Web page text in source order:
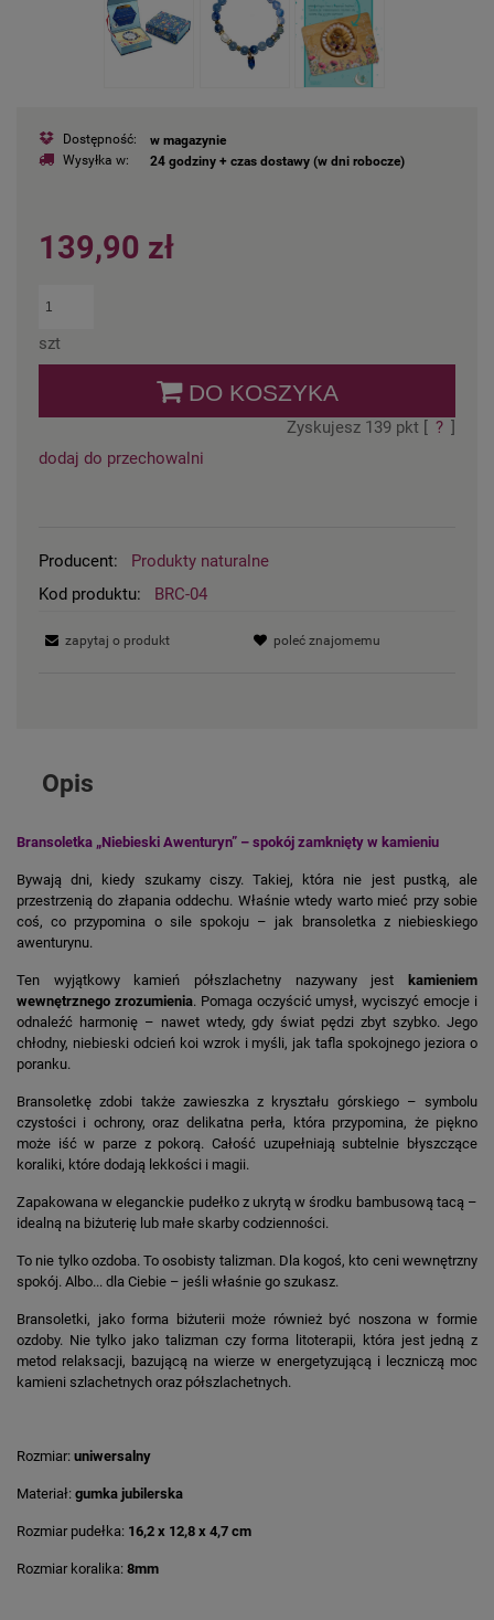
Dostępność:
w magazynie
Wysyłka w:
24 godziny + czas dostawy (w dni robocze)
139,90 zł
szt
DO KOSZYKA
Zyskujesz 139 pkt [ ? ]
dodaj do przechowalni
Producent:
Produkty naturalne
Kod produktu:
BRC-04
zapytaj o produkt poleć znajomemu
Opis
Bransoletka „Niebieski Awenturyn” – spokój zamknięty w kamieniu
Bywają dni, kiedy szukamy ciszy. Takiej, która nie jest pustką, ale
przestrzenią do złapania oddechu. Właśnie wtedy warto mieć przy sobie
coś, co przypomina o sile spokoju – jak bransoletka z niebieskiego
awenturynu.
Ten wyjątkowy kamień półszlachetny nazywany jest
kamieniem
wewnętrznego zrozumienia. Pomaga oczyścić umysł, wyciszyć emocje i
odnaleźć harmonię – nawet wtedy, gdy świat pędzi zbyt szybko. Jego
chłodny, niebieski odcień koi wzrok i myśli, jak tafla spokojnego jeziora o
poranku.
Bransoletkę zdobi także zawieszka z kryształu górskiego – symbolu
czystości i ochrony, oraz delikatna perła, która przypomina, że piękno
może iść w parze z pokorą. Całość uzupełniają subtelnie błyszczące
koraliki, które dodają lekkości i magii.
Zapakowana w eleganckie pudełko z ukrytą w środku bambusową tacą –
idealną na biżuterię lub małe skarby codzienności.
To nie tylko ozdoba. To osobisty talizman. Dla kogoś, kto ceni wewnętrzny
spokój. Albo... dla Ciebie – jeśli właśnie go szukasz.
Bransoletki, jako forma biżuterii może również być noszona w formie
ozdoby. Nie tylko jako talizman czy forma litoterapii, która jest jedną z
metod relaksacji, bazującą na wierze w energetyzującą i leczniczą moc
kamieni szlachetnych oraz półszlachetnych.
Rozmiar: uniwersalny
Materiał: gumka jubilerska
Rozmiar pudełka: 16,2 x 12,8 x 4,7 cm
Rozmiar koralika: 8mm